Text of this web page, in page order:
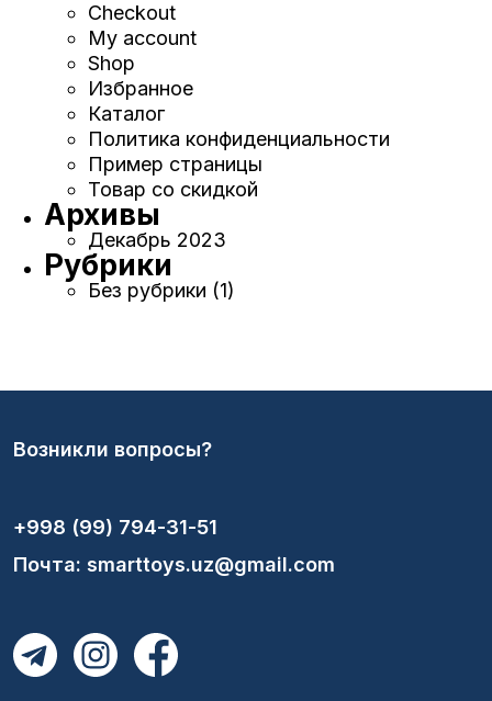
Checkout
My account
Shop
Избранное
Каталог
Политика конфиденциальности
Пример страницы
Товар со скидкой
Архивы
Декабрь 2023
Рубрики
Без рубрики (1)
Возникли вопросы?
+998 (99) 794-31-51
Почта: smarttoys.uz@gmail.com